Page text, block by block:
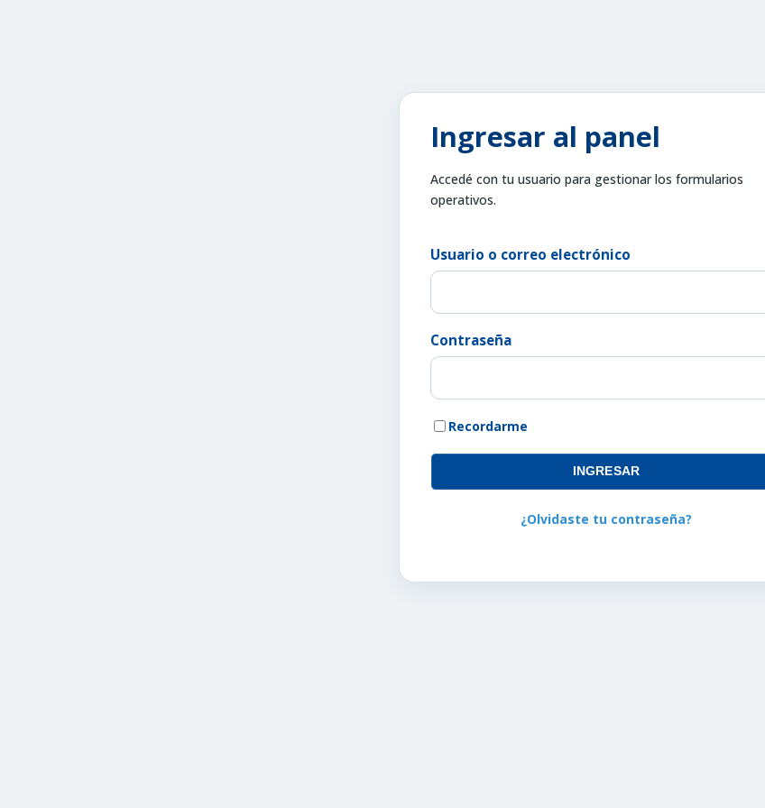
Ingresar al panel
Accedé con tu usuario para gestionar los formularios
operativos.
Usuario o correo electrónico
Contraseña
Recordarme
INGRESAR
¿Olvidaste tu contraseña?